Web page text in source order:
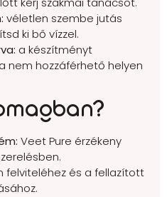
véletlen szembe jutás
ki bő vízzel.
a készítményt
nem hozzáférhető helyen
Veet Pure érzékeny
felviteléhez és a fellazított